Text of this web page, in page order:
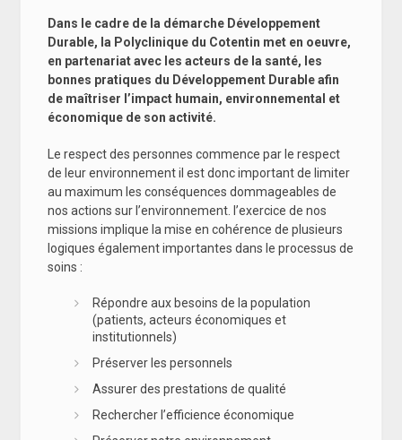
Dans le cadre de la démarche Développement
Durable, la Polyclinique du Cotentin met en oeuvre,
en partenariat avec les acteurs de la santé, les
bonnes pratiques du Développement Durable afin
de maîtriser l’impact humain, environnemental et
économique de son activité.
Le respect des personnes commence par le respect
de leur environnement il est donc important de limiter
au maximum les conséquences dommageables de
nos actions sur l’environnement. l’exercice de nos
missions implique la mise en cohérence de plusieurs
logiques également importantes dans le processus de
soins :
Répondre aux besoins de la population
(patients, acteurs économiques et
institutionnels)
Préserver les personnels
Assurer des prestations de qualité
Rechercher l’efficience économique